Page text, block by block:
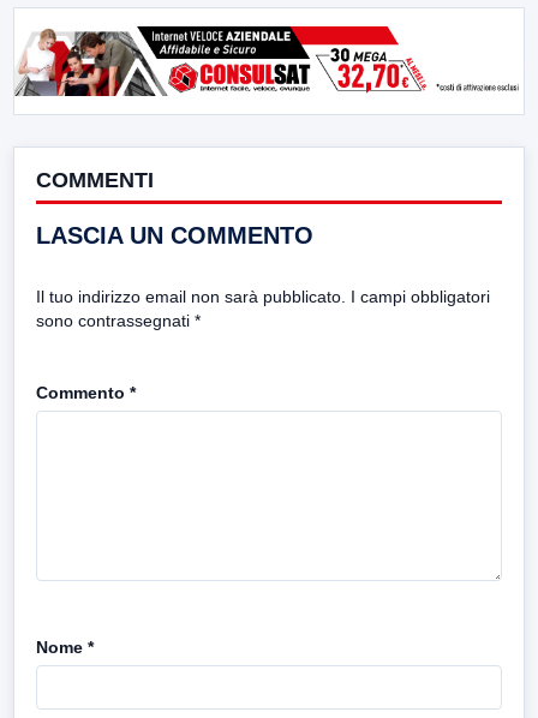
COMMENTI
LASCIA UN COMMENTO
Il tuo indirizzo email non sarà pubblicato. I campi obbligatori
sono contrassegnati *
Commento *
Nome *